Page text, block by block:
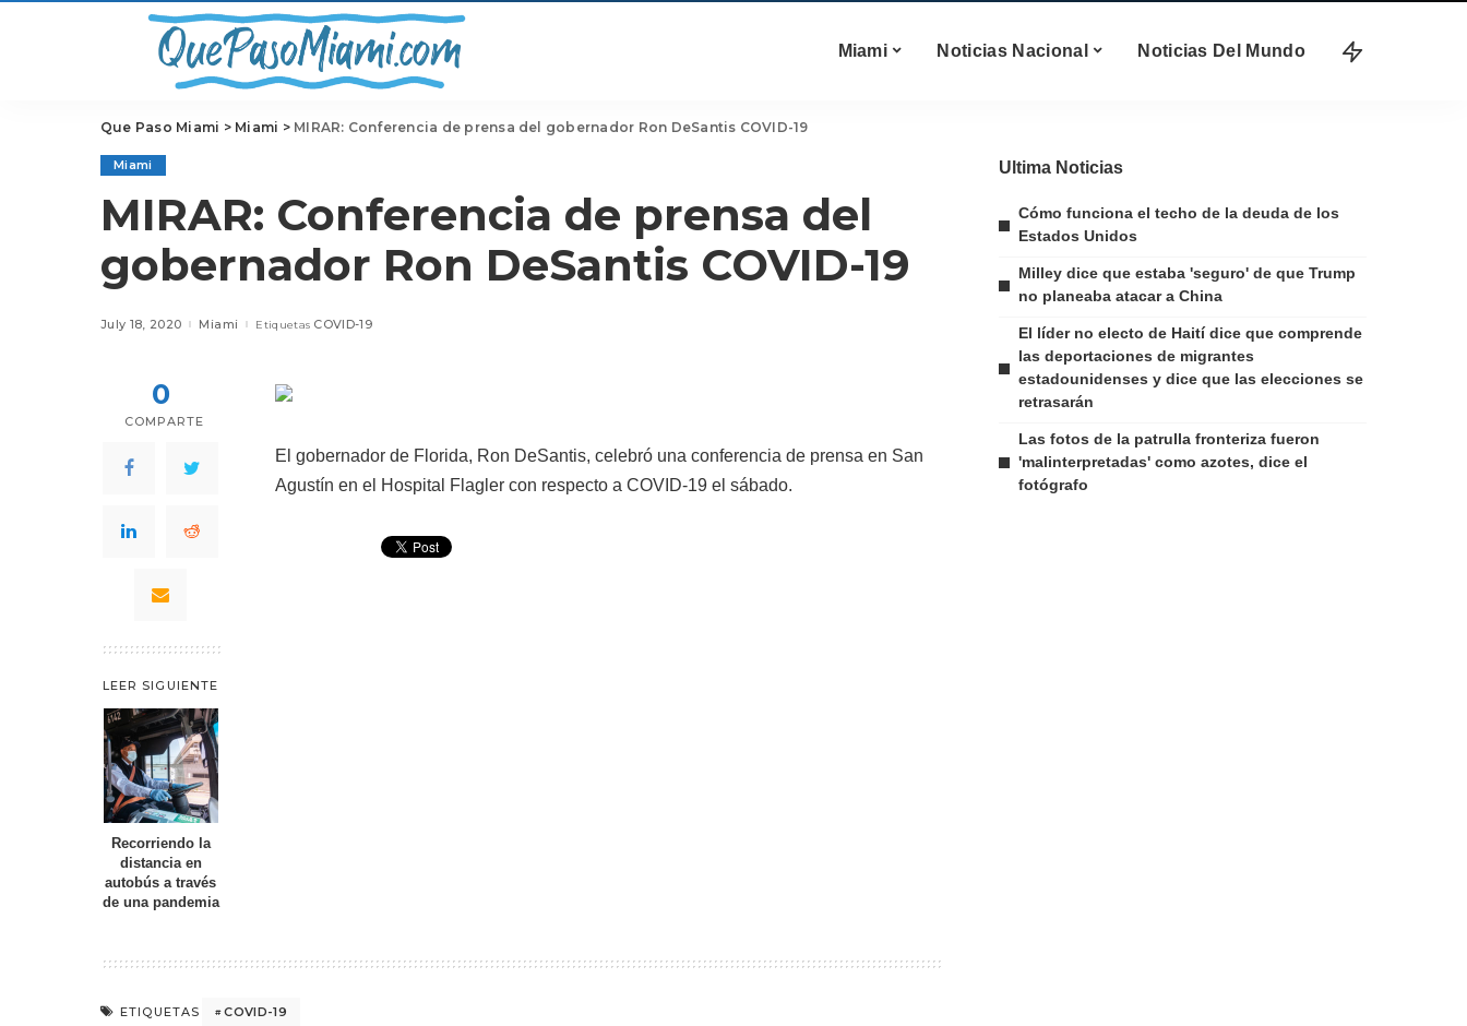
Miami Noticias Nacional Noticias Del Mundo
Que Paso Miami > Miami > MIRAR: Conferencia de prensa del gobernador Ron DeSantis COVID-19
Miami
MIRAR: Conferencia de prensa del
gobernador Ron DeSantis COVID-19
July 18, 2020 Miami Etiquetas COVID-19
0
COMPARTE
LEER SIGUIENTE
Recorriendo la
distancia en
autobús a través
de una pandemia
El gobernador de Florida, Ron DeSantis, celebró una conferencia de prensa en San
Agustín en el Hospital Flagler con respecto a COVID-19 el sábado.
ETIQUETAS COVID-19
Ultima Noticias
Cómo funciona el techo de la deuda de los
Estados Unidos
Milley dice que estaba 'seguro' de que Trump
no planeaba atacar a China
El líder no electo de Haití dice que comprende
las deportaciones de migrantes
estadounidenses y dice que las elecciones se
retrasarán
Las fotos de la patrulla fronteriza fueron
'malinterpretadas' como azotes, dice el
fotógrafo